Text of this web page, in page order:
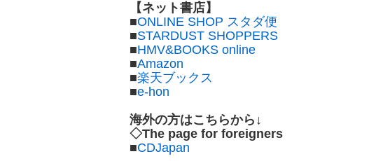
【ネット書店】
■ONLINE SHOP スタダ便
■STARDUST SHOPPERS
■HMV&BOOKS online
■Amazon
■楽天ブックス
■e-hon
海外の方はこちらから↓
◇The page for foreigners
■CDJapan